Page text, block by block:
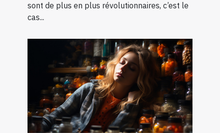
sont de plus en plus révolutionnaires, c’est le
cas...